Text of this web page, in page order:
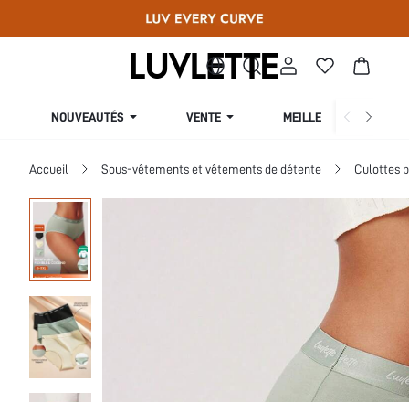
NOUVEAUTÉS VENTE MEILLEURES VENTES
Accueil Sous-vêtements et vêtements de détente Culottes